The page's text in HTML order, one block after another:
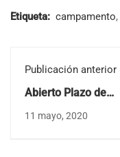
Etiqueta: campamento,
Publicación anterior
Abierto Plazo de
Summer Camp -
11 mayo, 2020